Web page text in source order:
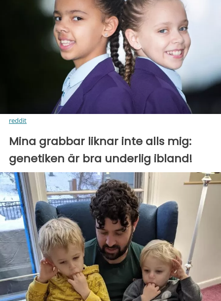
reddit
Mina grabbar liknar inte alls mig:
genetiken är bra underlig ibland!